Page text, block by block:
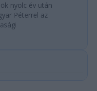
nyolc év után
Péterrel az